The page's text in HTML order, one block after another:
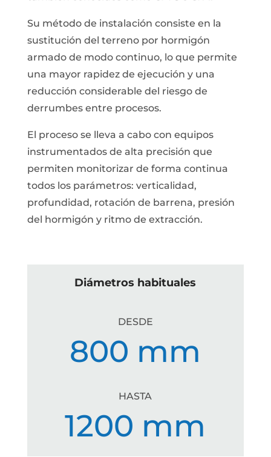
Su método de instalación consiste en la
sustitución del terreno por hormigón
armado de modo continuo, lo que permite
una mayor rapidez de ejecución y una
reducción considerable del riesgo de
derrumbes entre procesos.
El proceso se lleva a cabo con equipos
instrumentados de alta precisión que
permiten monitorizar de forma continua
todos los parámetros: verticalidad,
profundidad, rotación de barrena, presión
del hormigón y ritmo de extracción.
Diámetros habituales
DESDE
800 mm
HASTA
1200 mm